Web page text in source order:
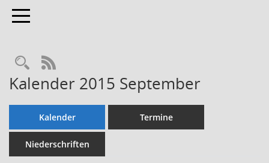
Toggle navigation
Rechercheauswahl
RSS-Feed
Kalender 2015 September
Kalender Termine
Niederschriften